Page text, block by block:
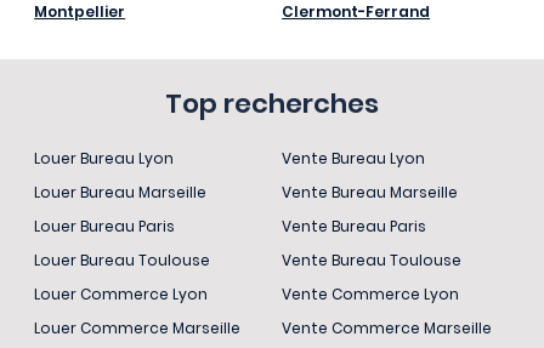
Montpellier
Clermont-Ferrand
Top recherches
Louer Bureau Lyon
Louer Bureau Marseille
Louer Bureau Paris
Louer Bureau Toulouse
Louer Commerce Lyon
Louer Commerce Marseille
Vente Bureau Lyon
Vente Bureau Marseille
Vente Bureau Paris
Vente Bureau Toulouse
Vente Commerce Lyon
Vente Commerce Marseille